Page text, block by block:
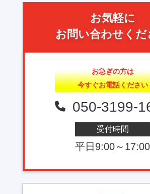
お気軽に
お問い合わせくだ
お急ぎの方は
今すぐお電話ください
050-3199-
受付時間
平日9:00～17:00